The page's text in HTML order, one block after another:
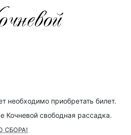
необходимо приобретать билет.
Кочневой свободная рассадка.
СБОРА!